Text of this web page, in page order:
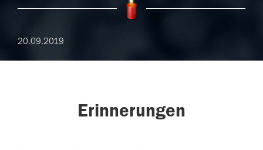
20.09.2019
Erinnerungen